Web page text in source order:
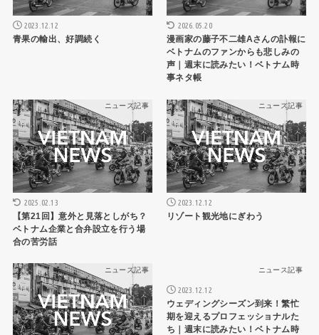
2023.12.12
青果の輸出、好調続く
2026.05.20
漫画家の藤子不二雄Aさんの訃報に
ベトナムのファンからも悲しみの
声｜週末に読みたい！ベトナム時
事ネタ帳
ニュース記事
2025.02.13
【第21回】意外と見落としがち？
ベトナム企業と合弁設立を行う場
合の苦労話
ニュース記事
2023.12.12
リゾート観光地にぎわう
ニュース記事 ニュース記事
2023.12.12
ウェディングシーズン到来！繁忙
期を迎えるプロフェッショナルた
ち｜週末に読みたい！ベトナム時